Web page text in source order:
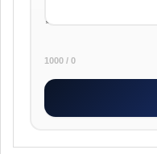
0 / 1000